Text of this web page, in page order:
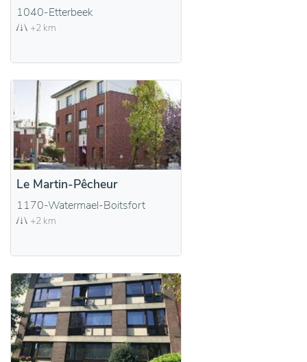
1040-Etterbeek
+2 km
Le Martin-Pêcheur
1170-Watermael-Boitsfort
+2 km